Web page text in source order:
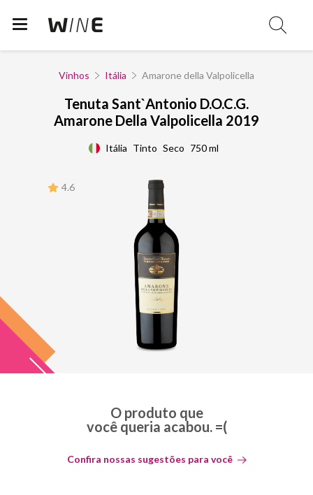
Vinhos Itália Amarone della Valpolicella
Tenuta Sant`Antonio D.O.C.G.
Amarone Della Valpolicella 2019
Itália Tinto Seco 750 ml
4.6
O produto que
você queria acabou. =(
Confira nossas sugestões para você